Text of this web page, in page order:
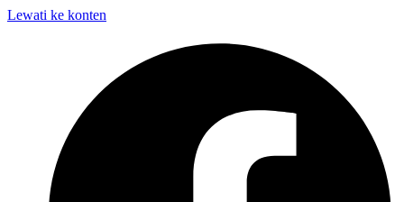
Lewati ke konten